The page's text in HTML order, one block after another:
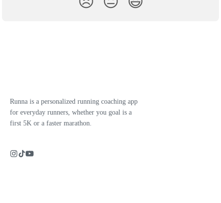
Runna is a personalized running coaching app
for everyday runners, whether you goal is a
first 5K or a faster marathon.